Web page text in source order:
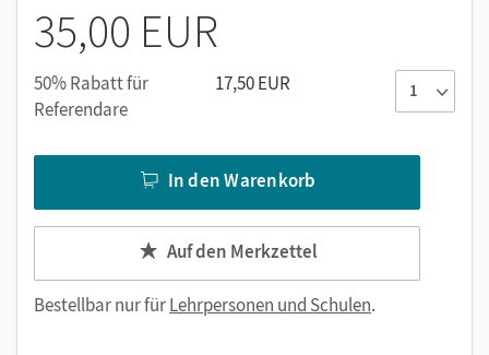
35,00 EUR
50% Rabatt für
Referendare
17,50 EUR
In den Warenkorb
Auf den Merkzettel
Bestellbar nur fürLehrpersonen und Schulen.